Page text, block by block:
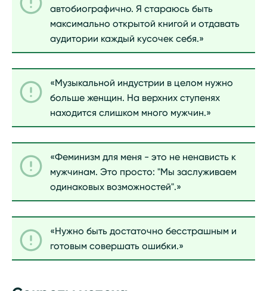
автобиографично. Я стараюсь быть
максимально открытой книгой и отдавать
аудитории каждый кусочек себя.»
«Музыкальной индустрии в целом нужно
больше женщин. На верхних ступенях
находится слишком много мужчин.»
«Феминизм для меня - это не ненависть к
мужчинам. Это просто: "Мы заслуживаем
одинаковых возможностей".»
«Нужно быть достаточно бесстрашным и
готовым совершать ошибки.»